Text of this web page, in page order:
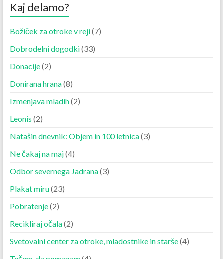
Kaj delamo?
Božiček za otroke v reji(7)
Dobrodelni dogodki(33)
Donacije(2)
Donirana hrana(8)
Izmenjava mladih(2)
Leonis (2)
Natašin dnevnik: Objem in 100 letnica(3)
Ne čakaj na maj(4)
Odbor severnega Jadrana(3)
Plakat miru(23)
Pobratenje(2)
Recikliraj očala(2)
Svetovalni center za otroke, mladostnike in starše(4)